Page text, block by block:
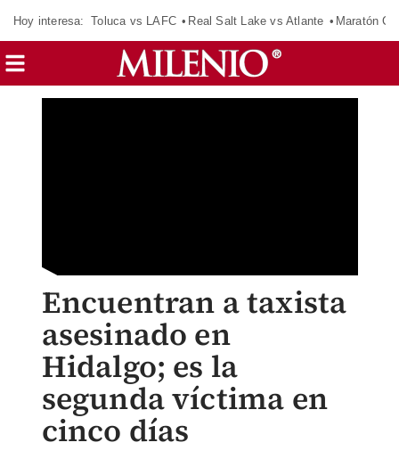
Hoy interesa: Toluca vs LAFC Real Salt Lake vs Atlante Maratón
Encuentran a taxista
asesinado en
Hidalgo; es la
segunda víctima en
cinco días